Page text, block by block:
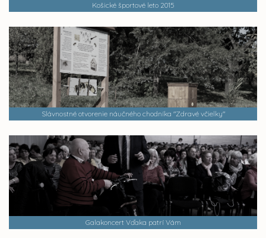
Košické športové leto 2015
Slávnostné otvorenie náučného chodníka "Zdravé včielky"
Galakoncert Vďaka patrí Vám